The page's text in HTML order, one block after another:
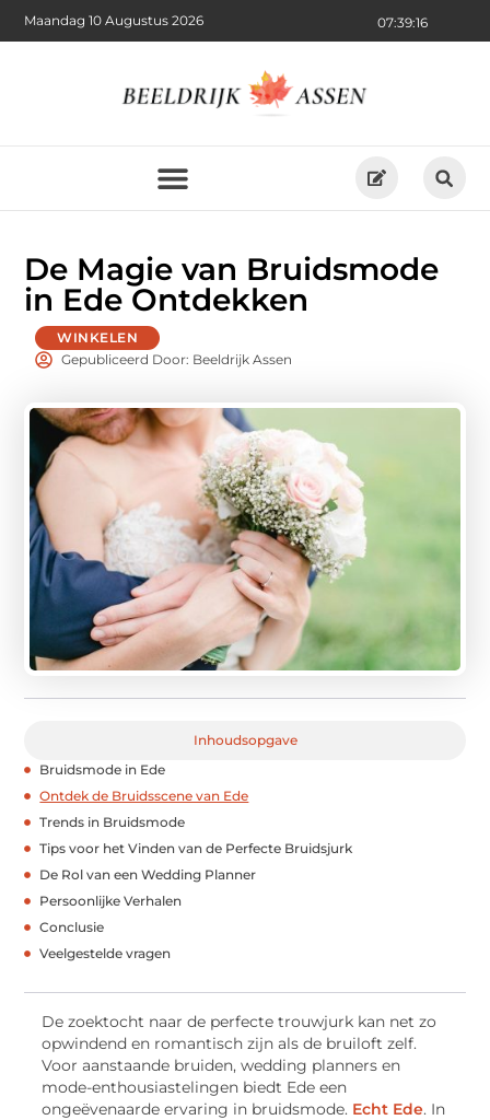
07:39:18
Maandag 10 Augustus 2026
De Magie van Bruidsmode
in Ede Ontdekken
WINKELEN
Gepubliceerd Door: Beeldrijk Assen
Inhoudsopgave
Bruidsmode in Ede
Ontdek de Bruidsscene van Ede
Trends in Bruidsmode
Tips voor het Vinden van de Perfecte Bruidsjurk
De Rol van een Wedding Planner
Persoonlijke Verhalen
Conclusie
Veelgestelde vragen
De zoektocht naar de perfecte trouwjurk kan net zo
opwindend en romantisch zijn als de bruiloft zelf.
Voor aanstaande bruiden, wedding planners en
mode-enthousiastelingen biedt Ede een
ongeëvenaarde ervaring in bruidsmode. Echt Ede. In